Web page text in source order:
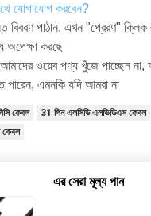
যোগাযোগ করবেন?
বিবরণ পাঠান, এখন "প্রেরণ" ক্লিক
অপেক্ষা করছে
ওয়েব পণ্য খুঁজে পাচ্ছেন না,
পারেন, এমনকি যদি আমরা না
কেবল
31 পিন এলসিডি এলভিডিএস কেবল
এর সেরা মূল্য পান